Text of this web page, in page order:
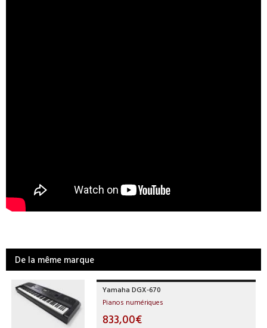
De la même marque
Yamaha DGX-670
Pianos numériques
833,00€